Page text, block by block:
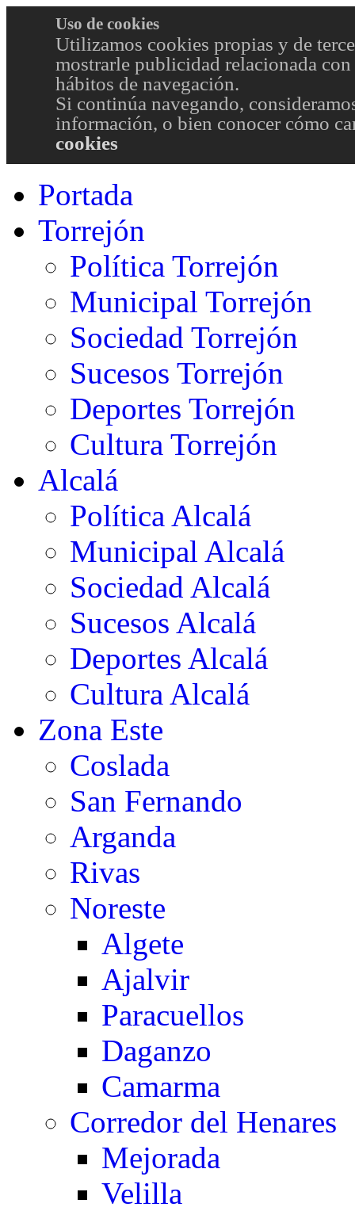
Uso de cookies
Utilizamos cookies propias y de
mostrarle publicidad relacionada
hábitos de navegación.
Si continúa navegando,
información, o bien conocer cómo
cookies
Portada
Torrejón
Política Torrejón
Municipal Torrejón
Sociedad Torrejón
Sucesos Torrejón
Deportes Torrejón
Cultura Torrejón
Alcalá
Política Alcalá
Municipal Alcalá
Sociedad Alcalá
Sucesos Alcalá
Deportes Alcalá
Cultura Alcalá
Zona Este
Coslada
San Fernando
Arganda
Rivas
Noreste
Algete
Ajalvir
Paracuellos
Daganzo
Camarma
Corredor del Henares
Mejorada
Velilla